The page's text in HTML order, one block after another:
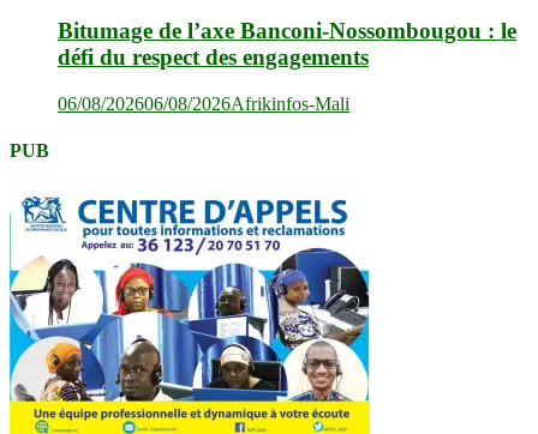
Bitumage de l’axe Banconi-Nossombougou : le
défi du respect des engagements
06/08/202606/08/2026Afrikinfos-Mali
PUB